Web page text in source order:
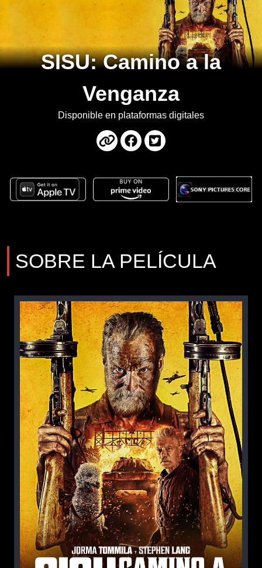
SISU: Camino a la
Venganza
Disponible en plataformas digitales
SOBRE LA PELÍCULA